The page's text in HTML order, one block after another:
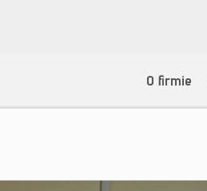
O firmie